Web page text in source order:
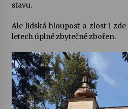
stavu.
Ale lidská hloupost a zlost i
letech úplně zbytečně zbořen.